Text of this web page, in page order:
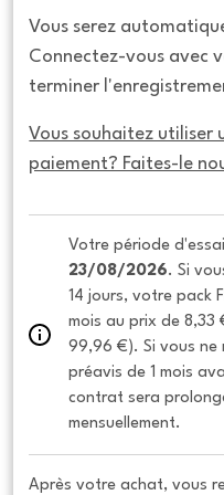
Vous serez
Connectez-vous avec
terminer
Vous souhaitez utiliser
paiement? Faites-le
23/08/2026. Si
14 jours, votre pack
mois au prix de 8,33
99,96 €). Si vous ne
préavis de 1 mois
contrat sera
mensuellement.
Après votre achat, vous